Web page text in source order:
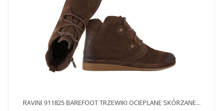
RAVINI 911825 BAREFOOT TRZEWIKI OCIEPLANE SKÓRZANE...